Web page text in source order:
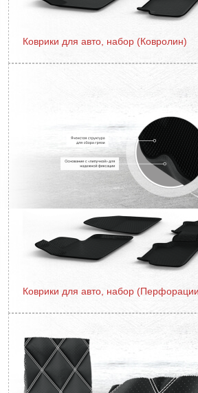
Коврики для авто, набор (Ковролин)
Коврики для авто, набор